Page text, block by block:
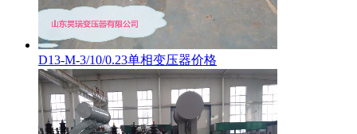
D13-M-3/10/0.23单相变压器价格